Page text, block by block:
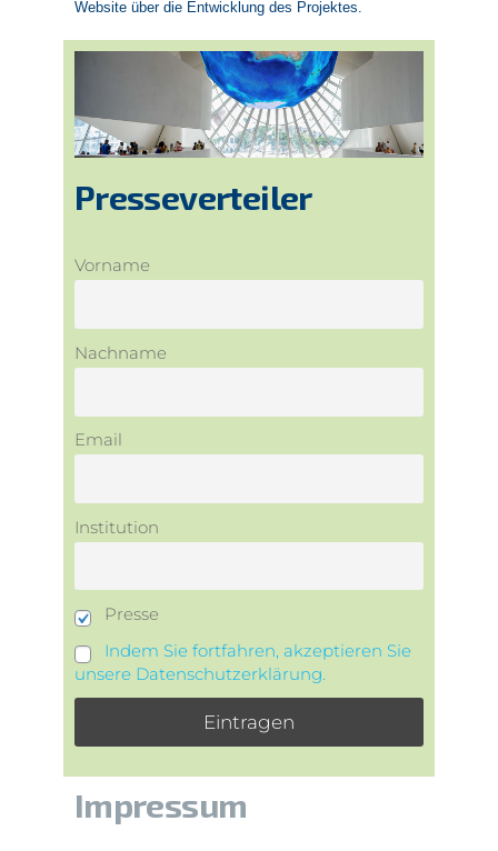
Website über die Entwicklung des Projektes.
Presseverteiler
Vorname
Nachname
Email
Institution
Presse
Indem Sie fortfahren, akzeptieren Sie
unsere Datenschutzerklärung.
Impressum